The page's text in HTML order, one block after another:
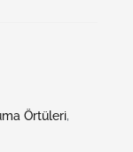
Örtüleri,